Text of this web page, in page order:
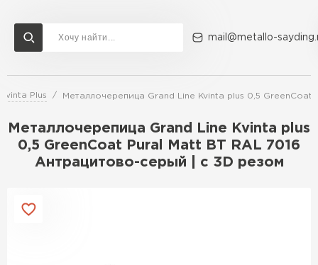
mail@metallo-
Kvinta Plus Металлочерепица Grand Line Kvinta plus 0,5
Металлочерепица Grand Line Kvinta plus
0,5 GreenCoat Pural Matt BT RAL 7016
Антрацитово-серый | c 3D резом
Доставка и оплата Акции О компании Контакты
Перейти в каталог